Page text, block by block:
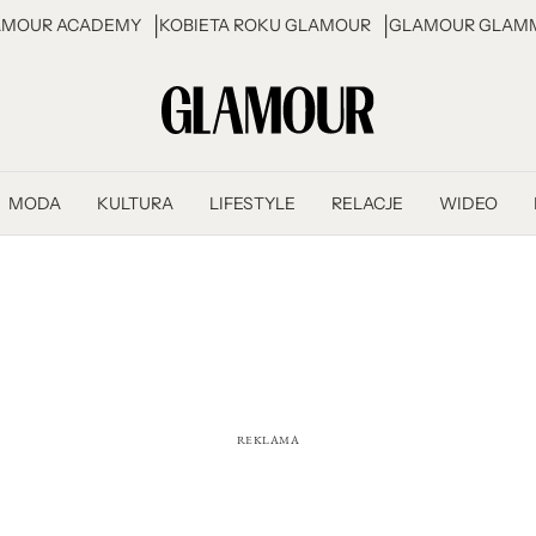
ACADEMY KOBIETA ROKU GLAMOUR GLAMOUR
MODA KULTURA LIFESTYLE RELACJE WIDEO